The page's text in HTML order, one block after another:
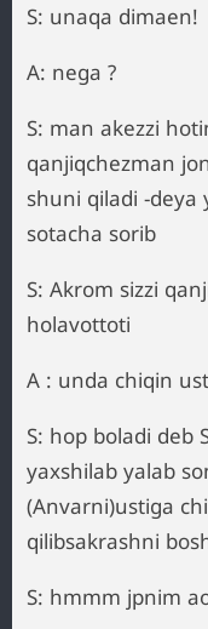
S: unaqa dimaen!
A: nega ?
S: man akezzi
qanjiqchezman
shuni qiladi -deya
sotacha sorib
S: Akrom sizzi
holavottoti
A : unda chiqin
S: hop boladi deb
yaxshilab yalab
(Anvarni)ustiga
qilibsakrashni
S: hmmm jpnim